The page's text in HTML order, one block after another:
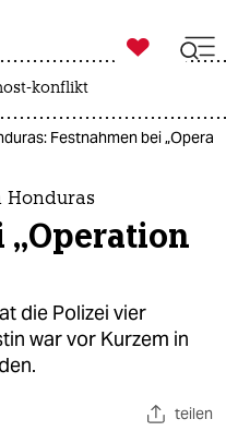

taz zahl ich
konflikt
Festnahmen bei
Honduras
„Operation
die Polizei vier
war vor Kurzem in
teilen